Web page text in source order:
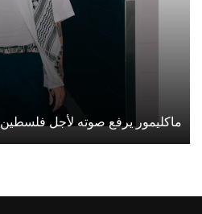
ماكليمور يرفع صوته لأجل فلسطين